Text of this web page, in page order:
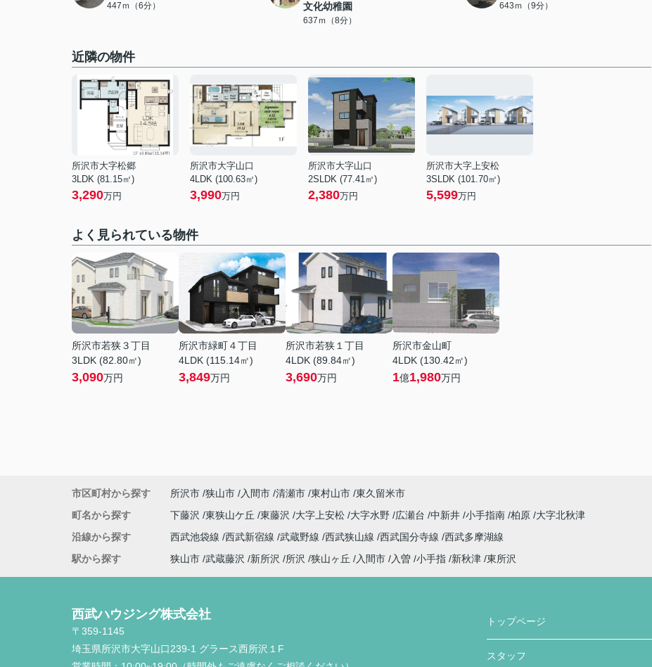
447ｍ（6分）
文化幼稚園
637ｍ（8分）
643ｍ（9分）
近隣の物件
所沢市大字松郷
3LDK (81.15㎡)
3,290万円
所沢市大字山口
4LDK (100.63㎡)
3,990万円
所沢市大字山口
2SLDK (77.41㎡)
2,380万円
所沢市大字上安松
3SLDK (101.70㎡)
5,599万円
よく見られている物件
所沢市若狭３丁目
3LDK (82.80㎡)
3,090万円
所沢市緑町４丁目
4LDK (115.14㎡)
3,849万円
所沢市若狭１丁目
4LDK (89.84㎡)
3,690万円
所沢市金山町
4LDK (130.42㎡)
1億1,980万円
市区町村から探す 所沢市 狭山市 入間市 清瀬市 東村山市 東久留米市
町名から探す
下藤沢 東狭山ケ丘 東藤沢 大字上安松 大字水野 広瀬台 中新井 小手指南 柏原 大字北秋津
沿線から探す
西武池袋線 西武新宿線 武蔵野線 西武狭山線 西武国分寺線 西武多摩湖線
駅から探す
狭山市 武蔵藤沢 新所沢 所沢 狭山ヶ丘 入間市 入曽 小手指 新秋津 東所沢
西武ハウジング株式会社
〒359-1145
埼玉県所沢市大字山口239-1 グラース西所沢１F
トップページ
スタッフ